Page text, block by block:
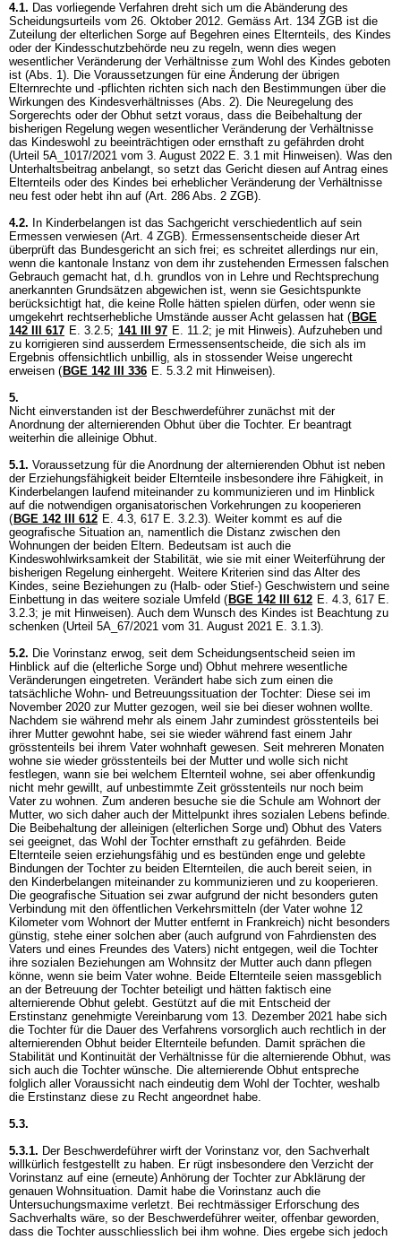
4.1. Das vorliegende Verfahren dreht sich um die Abänderung des
Scheidungsurteils vom 26. Oktober 2012. Gemäss Art. 134 ZGB ist die
Zuteilung der elterlichen Sorge auf Begehren eines Elternteils, des Kindes
oder der Kindesschutzbehörde neu zu regeln, wenn dies wegen
wesentlicher Veränderung der Verhältnisse zum Wohl des Kindes geboten
ist (Abs. 1). Die Voraussetzungen für eine Änderung der übrigen
Elternrechte und -pflichten richten sich nach den Bestimmungen über die
Wirkungen des Kindesverhältnisses (Abs. 2). Die Neuregelung des
Sorgerechts oder der Obhut setzt voraus, dass die Beibehaltung der
bisherigen Regelung wegen wesentlicher Veränderung der Verhältnisse
das Kindeswohl zu beeinträchtigen oder ernsthaft zu gefährden droht
(Urteil 5A_1017/2021 vom 3. August 2022 E. 3.1 mit Hinweisen). Was den
Unterhaltsbeitrag anbelangt, so setzt das Gericht diesen auf Antrag eines
Elternteils oder des Kindes bei erheblicher Veränderung der Verhältnisse
neu fest oder hebt ihn auf (Art. 286 Abs. 2 ZGB).
4.2. In Kinderbelangen ist das Sachgericht verschiedentlich auf sein
Ermessen verwiesen (Art. 4 ZGB). Ermessensentscheide dieser Art
überprüft das Bundesgericht an sich frei; es schreitet allerdings nur ein,
wenn die kantonale Instanz von dem ihr zustehenden Ermessen falschen
Gebrauch gemacht hat, d.h. grundlos von in Lehre und Rechtsprechung
anerkannten Grundsätzen abgewichen ist, wenn sie Gesichtspunkte
berücksichtigt hat, die keine Rolle hätten spielen dürfen, oder wenn sie
umgekehrt rechtserhebliche Umstände ausser Acht gelassen hat ( BGE
142 III 617 E. 3.2.5; 141 III 97 E. 11.2; je mit Hinweis). Aufzuheben und
zu korrigieren sind ausserdem Ermessensentscheide, die sich als im
Ergebnis offensichtlich unbillig, als in stossender Weise ungerecht
erweisen ( BGE 142 III 336 E. 5.3.2 mit Hinweisen).
5.
Nicht einverstanden ist der Beschwerdeführer zunächst mit der
Anordnung der alternierenden Obhut über die Tochter. Er beantragt
weiterhin die alleinige Obhut.
5.1. Voraussetzung für die Anordnung der alternierenden Obhut ist neben
der Erziehungsfähigkeit beider Elternteile insbesondere ihre Fähigkeit, in
Kinderbelangen laufend miteinander zu kommunizieren und im Hinblick
auf die notwendigen organisatorischen Vorkehrungen zu kooperieren
( BGE 142 III 612 E. 4.3, 617 E. 3.2.3). Weiter kommt es auf die
geografische Situation an, namentlich die Distanz zwischen den
Wohnungen der beiden Eltern. Bedeutsam ist auch die
Kindeswohlwirksamkeit der Stabilität, wie sie mit einer Weiterführung der
bisherigen Regelung einhergeht. Weitere Kriterien sind das Alter des
Kindes, seine Beziehungen zu (Halb- oder Stief-) Geschwistern und seine
Einbettung in das weitere soziale Umfeld ( BGE 142 III 612 E. 4.3, 617 E.
3.2.3; je mit Hinweisen). Auch dem Wunsch des Kindes ist Beachtung zu
schenken (Urteil 5A_67/2021 vom 31. August 2021 E. 3.1.3).
5.2. Die Vorinstanz erwog, seit dem Scheidungsentscheid seien im
Hinblick auf die (elterliche Sorge und) Obhut mehrere wesentliche
Veränderungen eingetreten. Verändert habe sich zum einen die
tatsächliche Wohn- und Betreuungssituation der Tochter: Diese sei im
November 2020 zur Mutter gezogen, weil sie bei dieser wohnen wollte.
Nachdem sie während mehr als einem Jahr zumindest grösstenteils bei
ihrer Mutter gewohnt habe, sei sie wieder während fast einem Jahr
grösstenteils bei ihrem Vater wohnhaft gewesen. Seit mehreren Monaten
wohne sie wieder grösstenteils bei der Mutter und wolle sich nicht
festlegen, wann sie bei welchem Elternteil wohne, sei aber offenkundig
nicht mehr gewillt, auf unbestimmte Zeit grösstenteils nur noch beim
Vater zu wohnen. Zum anderen besuche sie die Schule am Wohnort der
Mutter, wo sich daher auch der Mittelpunkt ihres sozialen Lebens befinde.
Die Beibehaltung der alleinigen (elterlichen Sorge und) Obhut des Vaters
sei geeignet, das Wohl der Tochter ernsthaft zu gefährden. Beide
Elternteile seien erziehungsfähig und es bestünden enge und gelebte
Bindungen der Tochter zu beiden Elternteilen, die auch bereit seien, in
den Kinderbelangen miteinander zu kommunizieren und zu kooperieren.
Die geografische Situation sei zwar aufgrund der nicht besonders guten
Verbindung mit den öffentlichen Verkehrsmitteln (der Vater wohne 12
Kilometer vom Wohnort der Mutter entfernt in Frankreich) nicht besonders
günstig, stehe einer solchen aber (auch aufgrund von Fahrdiensten des
Vaters und eines Freundes des Vaters) nicht entgegen, weil die Tochter
ihre sozialen Beziehungen am Wohnsitz der Mutter auch dann pflegen
könne, wenn sie beim Vater wohne. Beide Elternteile seien massgeblich
an der Betreuung der Tochter beteiligt und hätten faktisch eine
alternierende Obhut gelebt. Gestützt auf die mit Entscheid der
Erstinstanz genehmigte Vereinbarung vom 13. Dezember 2021 habe sich
die Tochter für die Dauer des Verfahrens vorsorglich auch rechtlich in der
alternierenden Obhut beider Elternteile befunden. Damit sprächen die
Stabilität und Kontinuität der Verhältnisse für die alternierende Obhut, was
sich auch die Tochter wünsche. Die alternierende Obhut entspreche
folglich aller Voraussicht nach eindeutig dem Wohl der Tochter, weshalb
die Erstinstanz diese zu Recht angeordnet habe.
5.3.
5.3.1. Der Beschwerdeführer wirft der Vorinstanz vor, den Sachverhalt
willkürlich festgestellt zu haben. Er rügt insbesondere den Verzicht der
Vorinstanz auf eine (erneute) Anhörung der Tochter zur Abklärung der
genauen Wohnsituation. Damit habe die Vorinstanz auch die
Untersuchungsmaxime verletzt. Bei rechtmässiger Erforschung des
Sachverhalts wäre, so der Beschwerdeführer weiter, offenbar geworden,
dass die Tochter ausschliesslich bei ihm wohne. Dies ergebe sich jedoch